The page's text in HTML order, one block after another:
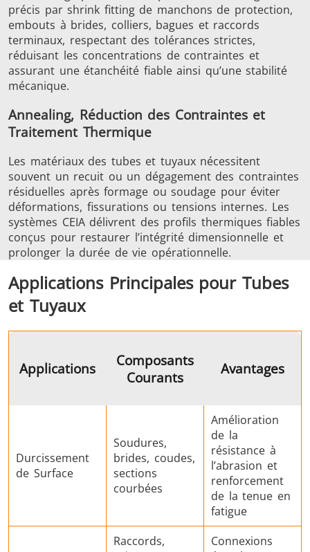
Outils
métalliques
Semi-
conducteurs
Tube et
précis par shrink fitting de manchons de protection,
embouts à brides, colliers, bagues et raccords
terminaux, respectant des tolérances strictes,
réduisant les concentrations de contraintes et
assurant une étanchéité fiable ainsi qu’une stabilité
mécanique.
Annealing, Réduction des Contraintes et
Traitement Thermique
Les matériaux des tubes et tuyaux nécessitent
souvent un recuit ou un dégagement des contraintes
résiduelles après formage ou soudage pour éviter
déformations, fissurations ou tensions internes. Les
systèmes CEIA délivrent des profils thermiques fiables
conçus pour restaurer l’intégrité dimensionnelle et
prolonger la durée de vie opérationnelle.
Applications Principales pour Tubes
et Tuyaux
Applications
Composants
Courants
Avantages
Durcissement
de Surface
Soudures,
brides, coudes,
sections
courbées
Amélioration
de la
résistance à
l’abrasion et
renforcement
de la tenue en
fatigue
Raccords,
Connexions